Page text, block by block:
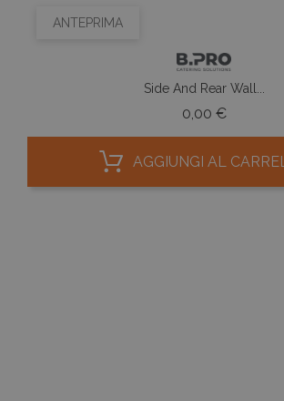
ANTEPRIMA
Side And Rear Wall...
0,00 €Prezzo
AGGIUNGI AL